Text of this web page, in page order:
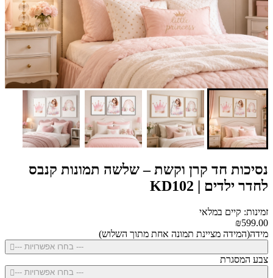
נסיכות חד קרן וקשת – שלשה תמונות קנבס
לחדר ילדים | KD102
זמינות: קיים במלאי
₪599.00
מידה(המידה מציינת תמונה אחת מתוך השלוש)
--- בחרו אפשרויות ---
צבע המסגרת
--- בחרו אפשרויות ---